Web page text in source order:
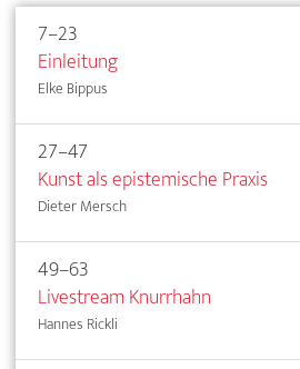
7–23
Einleitung
Elke Bippus
27–47
Kunst als epistemische Praxis
Dieter Mersch
49–63
Livestream Knurrhahn
Hannes Rickli